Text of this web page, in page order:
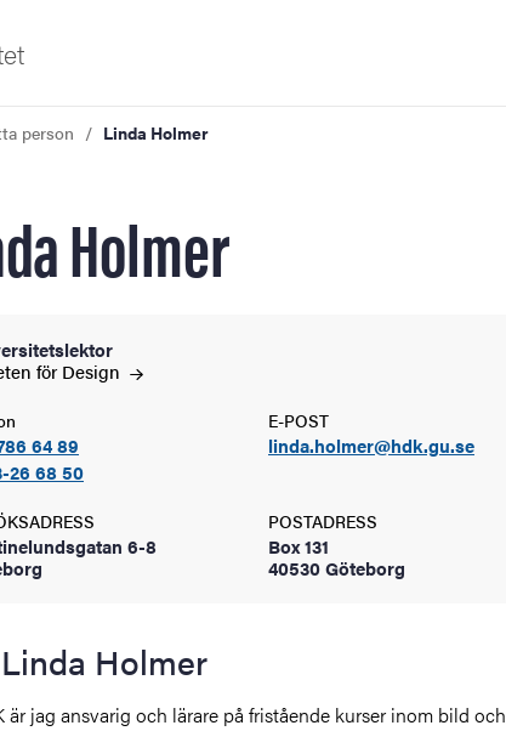
person Linda Holmer
Holmer
förDesign
64 89
26 68 50
E-POST
linda.holmer@hdk.gu.se
6-8
POSTADRESS
Box 131
40530 Göteborg
Holmer
är jag ansvarig och lärare på fristående kurser inom bild och